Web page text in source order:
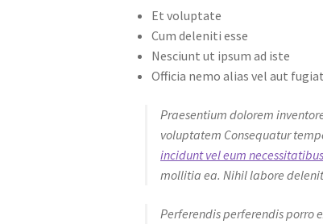
Et voluptate
Cum deleniti esse
Nesciunt ut ipsum ad iste
Officia nemo alias vel aut
Praesentium dolorem
voluptatem Consequatur
incidunt vel eum
mollitia ea. Nihil labore
Perferendis perferendis porro